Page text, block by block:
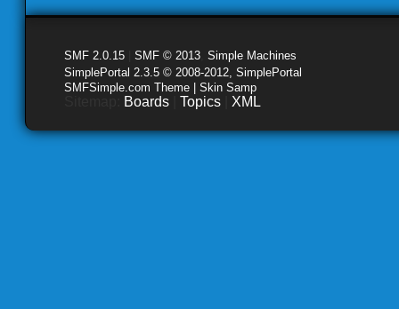
SMF 2.0.15 SMF © 2013 Simple Machines
SimplePortal 2.3.5 © 2008-2012, SimplePortal
SMFSimple.com Theme | Skin Samp
Boards Topics XML